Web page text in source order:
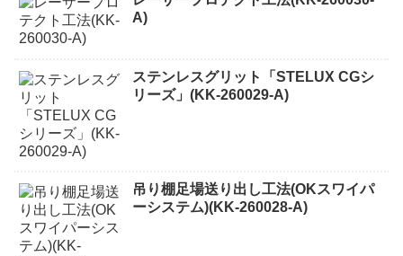
A)
ステンレスグリット「STELUX CGシ
リーズ」(KK-260029-A)
吊り棚足場送り出し工法(OKスワイパ
ーシステム)(KK-260028-A)